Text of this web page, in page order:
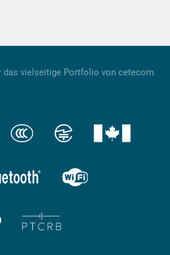
das vielseitige Portfolio von cetecom